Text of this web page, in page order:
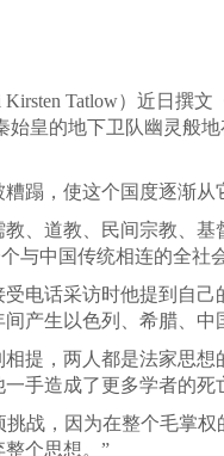
Tatlow）近日撰
皇的地下卫队幽灵般
蹋，使这个国度逐渐从
、道教、民间宗教、
与中国传统相连的全
电话采访时他提到自
产生以色列、希腊、中
提，两人都是法家思
手造成了更多学者的死
战，因为在整个毛掌
个思想。”